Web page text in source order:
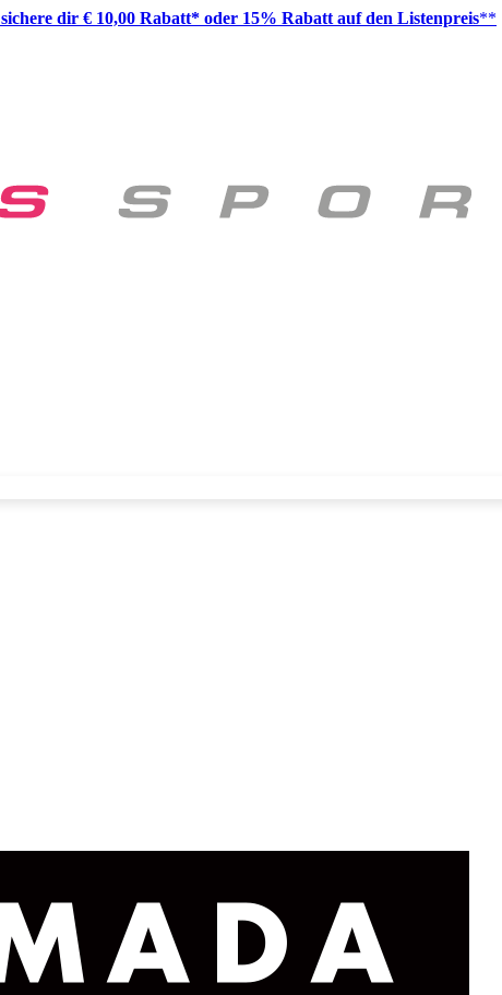
sichere dir € 10,00 Rabatt* oder 15% Rabatt auf den Listenpreis**